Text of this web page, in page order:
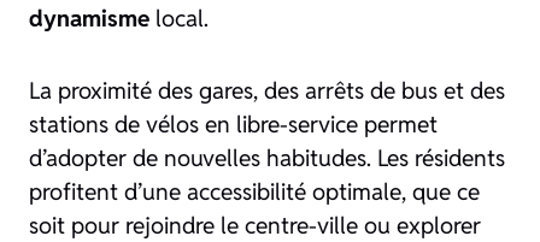
dynamisme local.
La proximité des gares, des arrêts de bus et des
stations de vélos en libre-service permet
d’adopter de nouvelles habitudes. Les résidents
profitent d’une accessibilité optimale, que ce
soit pour rejoindre le centre-ville ou explorer